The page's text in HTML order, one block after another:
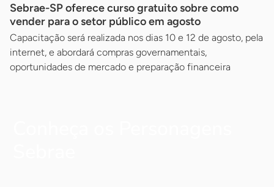
Sebrae-SP oferece curso gratuito sobre como
vender para o setor público em agosto
Capacitação será realizada nos dias 10 e 12 de agosto, pela
internet, e abordará compras governamentais,
oportunidades de mercado e preparação financeira